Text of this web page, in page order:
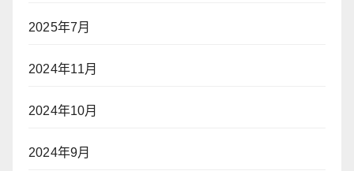
2025年7月
2024年11月
2024年10月
2024年9月